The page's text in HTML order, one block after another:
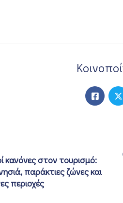
κανόνες στον τουρισμό:
παράκτιες ζώνες και
περιοχές